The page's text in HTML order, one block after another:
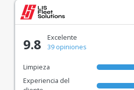
9.8
Excelente
39 opiniones
Limpieza
Experiencia del